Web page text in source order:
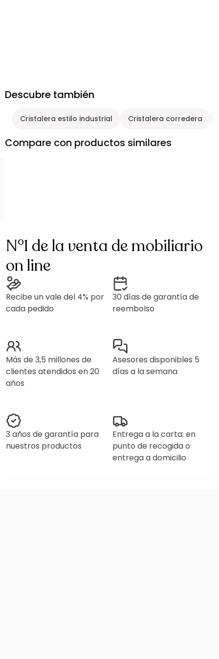
Descubre también
Cristalera estilo industrial Cristalera corredera
Compare con productos similares
N°1 de la venta de mobiliario
on line
Recibe un vale del 4% por
cada pedido
30 días de garantía de
reembolso
Más de 3,5 millones de
clientes atendidos en 20
años
Asesores disponibles 5
días a la semana
3 años de garantía para
nuestros productos
Entrega a la carta: en
punto de recogida o
entrega a domicilio